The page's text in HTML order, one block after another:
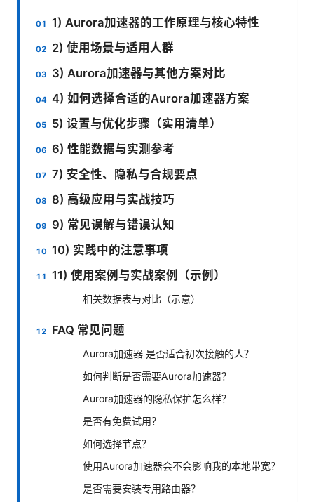
1) Aurora加速器的工作原理与核心特性
2) 使用场景与适用人群
3) Aurora加速器与其他方案对比
4) 如何选择合适的Aurora加速器方案
5) 设置与优化步骤（实用清单）
6) 性能数据与实测参考
7) 安全性、隐私与合规要点
8) 高级应用与实战技巧
9) 常见误解与错误认知
10) 实践中的注意事项
11) 使用案例与实战案例（示例）
相关数据表与对比（示意）
FAQ 常见问题
Aurora加速器 是否适合初次接触的人？
如何判断是否需要Aurora加速器？
Aurora加速器的隐私保护怎么样？
是否有免费试用？
如何选择节点？
使用Aurora加速器会不会影响我的本地带宽？
是否需要安装专用路由器？